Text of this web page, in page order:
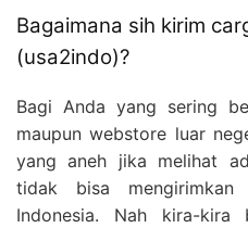
Bagaimana sih kirim
(usa2indo)?
Bagi Anda yang sering
maupun webstore luar
yang aneh jika melihat
tidak bisa mengirimkan
Indonesia. Nah kira-kira